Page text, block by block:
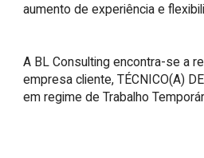
aumento de experiência e
A BL Consulting encontra-se a
empresa cliente, TÉCNICO(A)
em regime de Trabalho